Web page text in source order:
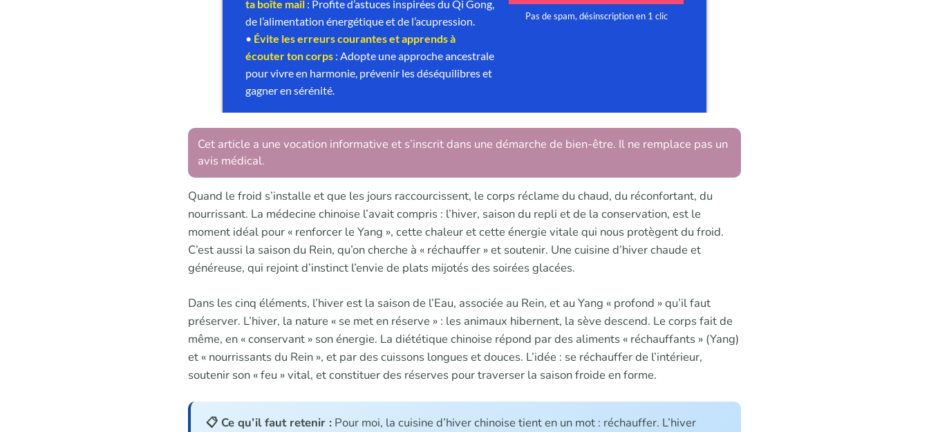
Cet article a une vocation informative et s’inscrit dans une démarche de bien-être. Il ne remplace pas un
avis médical.
Quand le froid s’installe et que les jours raccourcissent, le corps réclame du chaud, du réconfortant, du
nourrissant. La médecine chinoise l’avait compris : l’hiver, saison du repli et de la conservation, est le
moment idéal pour « renforcer le Yang », cette chaleur et cette énergie vitale qui nous protègent du froid.
C’est aussi la saison du Rein, qu’on cherche à « réchauffer » et soutenir. Une cuisine d’hiver chaude et
généreuse, qui rejoint d’instinct l’envie de plats mijotés des soirées glacées.
Dans les cinq éléments, l’hiver est la saison de l’Eau, associée au Rein, et au Yang « profond » qu’il faut
préserver. L’hiver, la nature « se met en réserve » : les animaux hibernent, la sève descend. Le corps fait de
même, en « conservant » son énergie. La diététique chinoise répond par des aliments « réchauffants » (Yang)
et « nourrissants du Rein », et par des cuissons longues et douces. L’idée : se réchauffer de l’intérieur,
soutenir son « feu » vital, et constituer des réserves pour traverser la saison froide en forme.
📋 Ce qu’il faut retenir : Pour moi, la cuisine d’hiver chinoise tient en un mot : réchauffer. L’hiver